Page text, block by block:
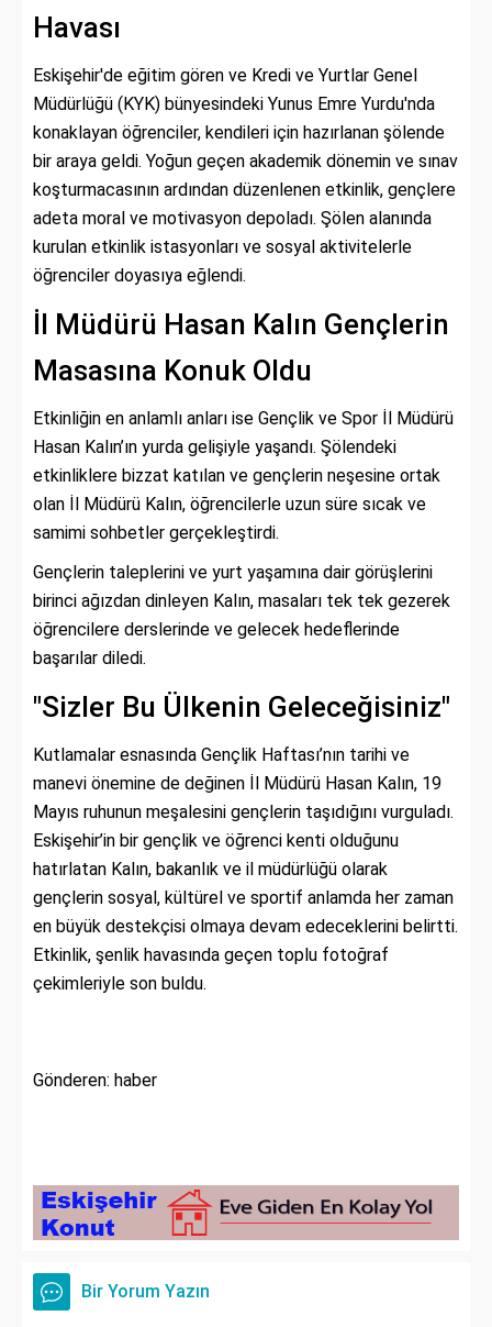
Havası
Eskişehir'de eğitim gören ve Kredi ve Yurtlar Genel
Müdürlüğü (KYK) bünyesindeki Yunus Emre Yurdu'nda
konaklayan öğrenciler, kendileri için hazırlanan şölende
bir araya geldi. Yoğun geçen akademik dönemin ve sınav
koşturmacasının ardından düzenlenen etkinlik, gençlere
adeta moral ve motivasyon depoladı. Şölen alanında
kurulan etkinlik istasyonları ve sosyal aktivitelerle
öğrenciler doyasıya eğlendi.
İl Müdürü Hasan Kalın Gençlerin
Masasına Konuk Oldu
Etkinliğin en anlamlı anları ise Gençlik ve Spor İl Müdürü
Hasan Kalın’ın yurda gelişiyle yaşandı. Şölendeki
etkinliklere bizzat katılan ve gençlerin neşesine ortak
olan İl Müdürü Kalın, öğrencilerle uzun süre sıcak ve
samimi sohbetler gerçekleştirdi.
Gençlerin taleplerini ve yurt yaşamına dair görüşlerini
birinci ağızdan dinleyen Kalın, masaları tek tek gezerek
öğrencilere derslerinde ve gelecek hedeflerinde
başarılar diledi.
"Sizler Bu Ülkenin Geleceğisiniz"
Kutlamalar esnasında Gençlik Haftası’nın tarihi ve
manevi önemine de değinen İl Müdürü Hasan Kalın, 19
Mayıs ruhunun meşalesini gençlerin taşıdığını vurguladı.
Eskişehir’in bir gençlik ve öğrenci kenti olduğunu
hatırlatan Kalın, bakanlık ve il müdürlüğü olarak
gençlerin sosyal, kültürel ve sportif anlamda her zaman
en büyük destekçisi olmaya devam edeceklerini belirtti.
Etkinlik, şenlik havasında geçen toplu fotoğraf
çekimleriyle son buldu.
Gönderen: haber
Bir Yorum Yazın